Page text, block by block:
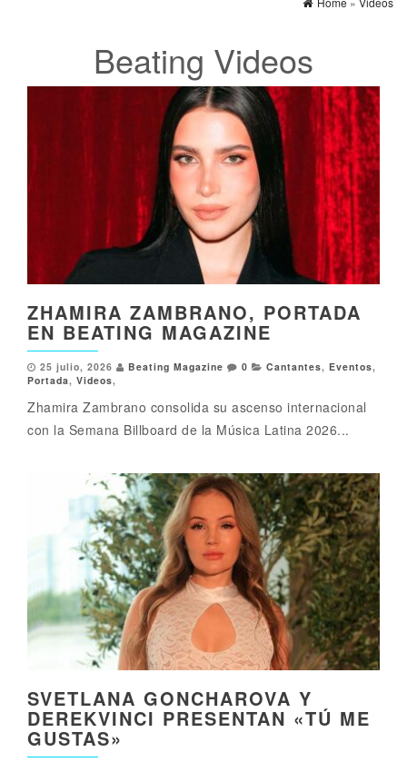
Beating Videos
ZHAMIRA ZAMBRANO, PORTADA
EN BEATING MAGAZINE
25 julio, 2026 Beating Magazine 0 Cantantes, Eventos,
Portada, Videos,
Zhamira Zambrano consolida su ascenso internacional
con la Semana Billboard de la Música Latina 2026...
SVETLANA GONCHAROVA Y
DEREKVINCI PRESENTAN «TÚ ME
GUSTAS»